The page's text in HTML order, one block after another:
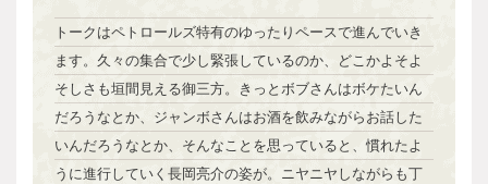
トークはペトロールズ特有のゆったりペースで進んでいき
ます。久々の集合で少し緊張しているのか、どこかよそよ
そしさも垣間見える御三方。きっとボブさんはボケたいん
だろうなとか、ジャンボさんはお酒を飲みながらお話した
いんだろうなとか、そんなことを思っていると、慣れたよ
うに進行していく長岡亮介の姿が。ニヤニヤしながらも丁